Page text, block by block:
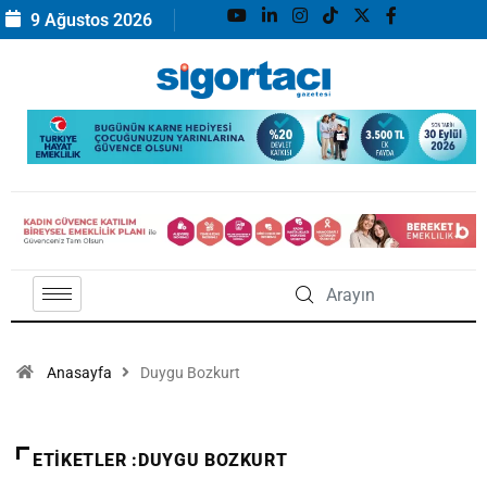
9 Ağustos 2026
Anasayfa Duygu Bozkurt
ETIKETLER :DUYGU BOZKURT